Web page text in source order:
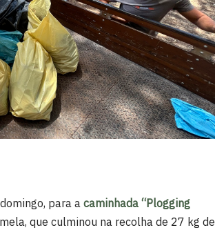
para a caminhada “Plogging
que culminou na recolha de 27 kg de